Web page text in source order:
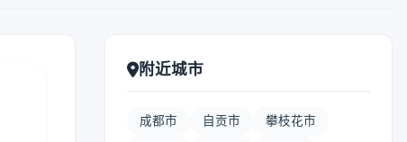
附近城市
成都市 自贡市 攀枝花市